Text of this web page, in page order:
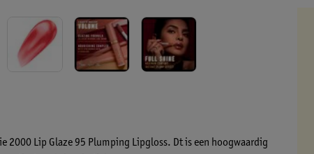
2000 Lip Glaze 95 Plumping Lipgloss. Dt is een hoogwaardig